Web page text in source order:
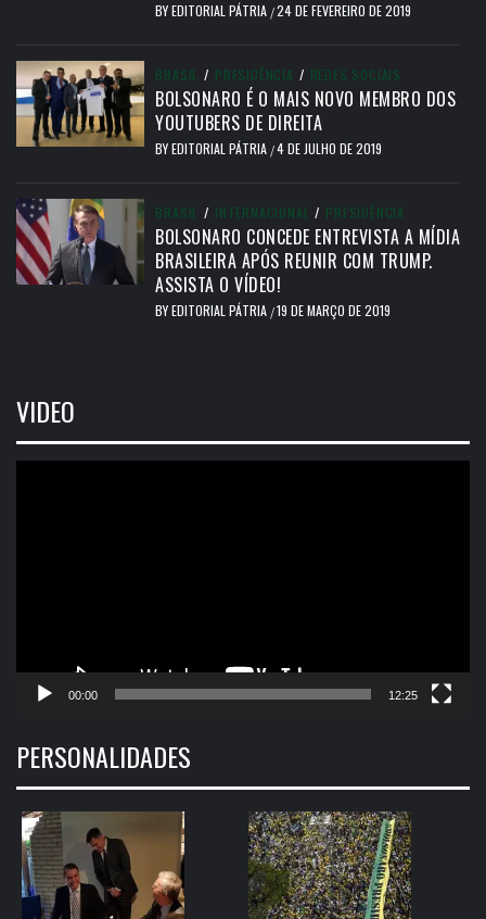
BYEDITORIAL PÁTRIA /24 DE FEVEREIRO DE 2019
BRASIL / PRESIDÊNCIA / REDES SOCIAIS
BOLSONARO É O MAIS NOVO MEMBRO DOS
YOUTUBERS DE DIREITA
BYEDITORIAL PÁTRIA /4 DE JULHO DE 2019
BRASIL / INTERNACIONAL / PRESIDÊNCIA
BOLSONARO CONCEDE ENTREVISTA A MÍDIA
BRASILEIRA APÓS REUNIR COM TRUMP.
ASSISTA O VÍDEO!
BYEDITORIAL PÁTRIA /19 DE MARÇO DE 2019
VIDEO
00:00 12:25
PERSONALIDADES